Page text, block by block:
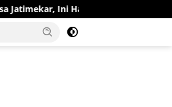
Ini Hasil Seleksinya